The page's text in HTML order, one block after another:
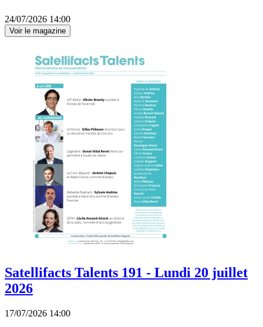
24/07/2026 14:00
Voir le magazine
Satellifacts Talents 191 - Lundi 20 juillet
2026
17/07/2026 14:00